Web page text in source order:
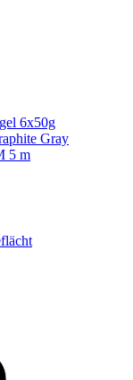
6x50g
Gray
5 m